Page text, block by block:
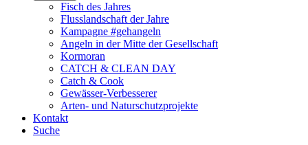
Fisch des Jahres
Flusslandschaft der Jahre
Kampagne #gehangeln
Angeln in der Mitte der Gesellschaft
Kormoran
CATCH & CLEAN DAY
Catch & Cook
Gewässer-Verbesserer
Arten- und Naturschutzprojekte
Kontakt
Suche